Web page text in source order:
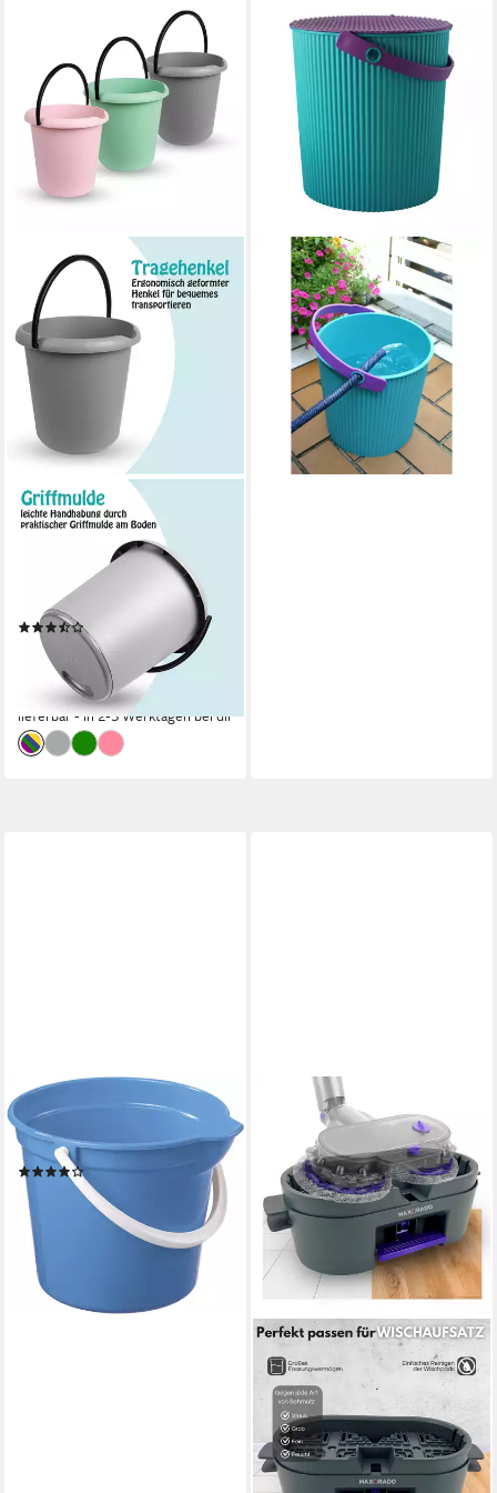
PROHOME
Putzeimer Kunststoff-Eimer,
(3er Set), Haushaltseimer, 5
Liter, Eimer BPA-frei, Made in
(3)
11,19 € UVP14,99 €
(3,73 €/ 1 Stk)
lieferbar - in 2-3 Werktagen bei dir
HACHIMAN
Putzeimer
Multifunktionseimer 20,0 l
Omnioutil türkis
49,95 €
lieferbar - in 2-3 Werktagen bei dir
SUNWARE
Putzeimer Sunware Eimer
Basic 7,5 L blau
(1)
4,94 €
lieferbar - in 4-5 Werktagen bei dir